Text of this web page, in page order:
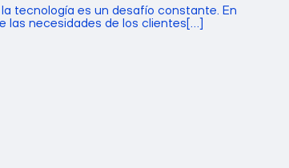
tecnología es un desafío constante. En
las necesidades de los clientes[...]